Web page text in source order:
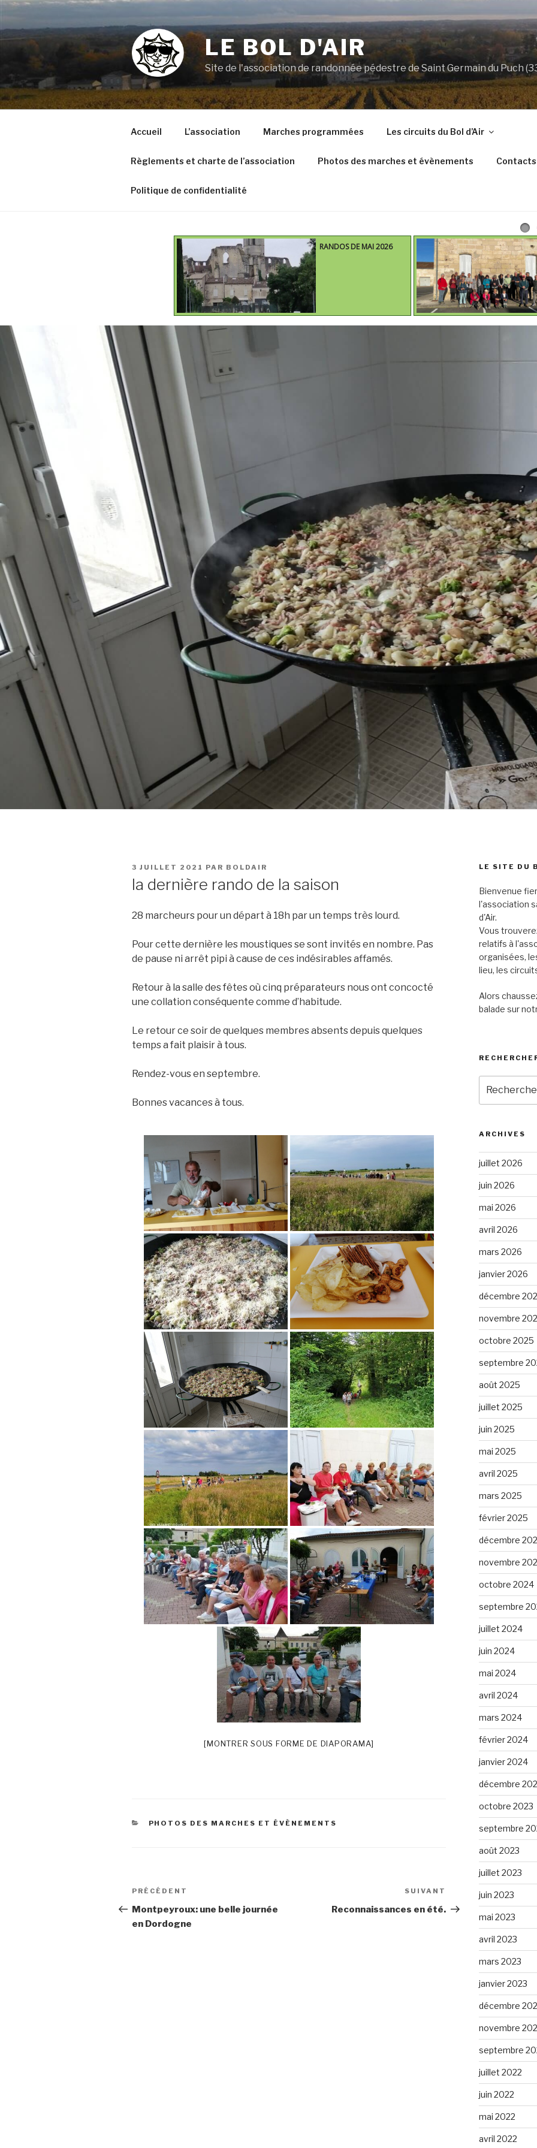
Aller
contenu
principal
LE BOL D'AIR
Site de l'association de randonnée pédestre de Saint Germain du Puch
Accueil L’association Marches programmées Les circuits du Bol d’Air
Règlements et charte de l’association Photos des marches et évènements Contacts
Politique de confidentialité
RANDOS DE MAI 2026
PUBLIÉ
3 JUILLET 2021 PAR BOLDAIR
la dernière rando de la saison
28 marcheurs pour un départ à 18h par un temps très lourd.
Pour cette dernière les moustiques se sont invités en nombre. Pas
de pause ni arrêt pipi à cause de ces indésirables affamés.
Retour à la salle des fêtes où cinq préparateurs nous ont concocté
une collation conséquente comme d’habitude.
Le retour ce soir de quelques membres absents depuis quelques
temps a fait plaisir à tous.
Rendez-vous en septembre.
Bonnes vacances à tous.
[MONTRER SOUS FORME DE DIAPORAMA]
CATÉGORIES
PHOTOS DES MARCHES ET ÉVÈNEMENTS
Navigation
de
l’article
Article
précédent
PRÉCÉDENT
Montpeyroux: une belle journée
en Dordogne
Article
suivant
SUIVANT
Reconnaissances en été.
LE SITE DU
Bienvenue
l'association
d'Air.
Vous
relatifs à
organisées,
lieu, les
Alors
balade sur
pour
:
ARCHIVES
juillet 2026
juin 2026
mai 2026
avril 2026
mars 2026
janvier 2026
décembre
novembre
octobre 2025
septembre
août 2025
juillet 2025
juin 2025
mai 2025
avril 2025
mars 2025
février 2025
décembre
novembre
octobre 2024
septembre
juillet 2024
juin 2024
mai 2024
avril 2024
mars 2024
février 2024
janvier 2024
décembre
octobre 2023
septembre
août 2023
juillet 2023
juin 2023
mai 2023
avril 2023
mars 2023
janvier 2023
décembre
novembre
septembre
juillet 2022
juin 2022
mai 2022
avril 2022